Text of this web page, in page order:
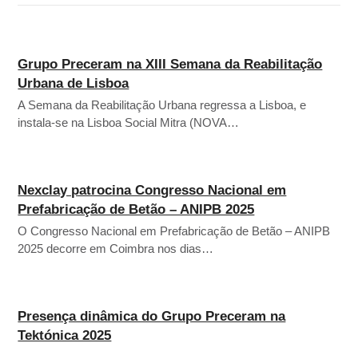
Grupo Preceram na XIII Semana da Reabilitação
Urbana de Lisboa
A Semana da Reabilitação Urbana regressa a Lisboa, e
instala-se na Lisboa Social Mitra (NOVA…
Nexclay patrocina Congresso Nacional em
Prefabricação de Betão – ANIPB 2025
O Congresso Nacional em Prefabricação de Betão – ANIPB
2025 decorre em Coimbra nos dias…
Presença dinâmica do Grupo Preceram na
Tektónica 2025